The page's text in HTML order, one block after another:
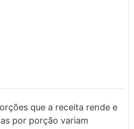
que a receita rende e
por porção variam